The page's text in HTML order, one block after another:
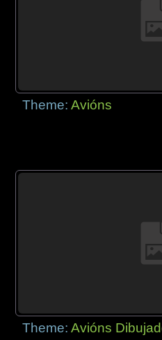
Theme:Avións
Theme:Avións